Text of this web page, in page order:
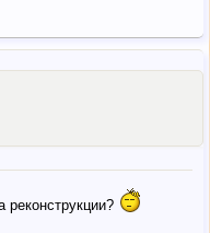
реконструкции?